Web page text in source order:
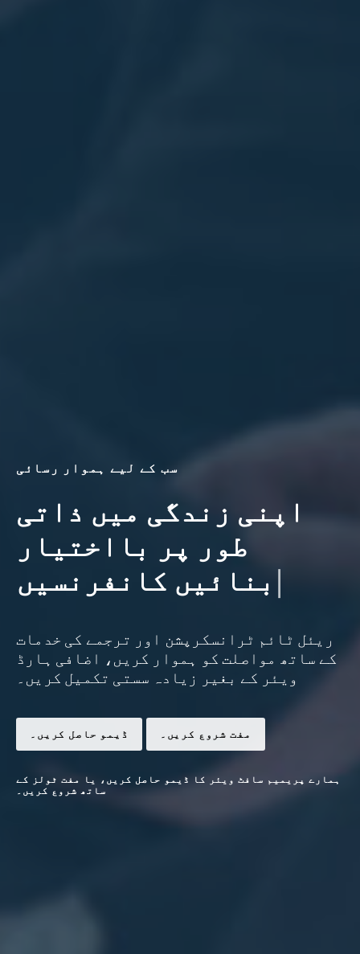
سب کے لیے ہموار رسائی
اپنی زندگی میں ذاتی
طور پر بااختیار
بنائیں
تقریبات،
کانفرنسیں،
واعظ
کانفرنسیں
ریئل ٹائم ٹرانسکرپشن اور ترجمے کی خدمات
کے ساتھ مواصلت کو ہموار کریں، اضافی ہارڈ
ویئر کے بغیر زیادہ سستی تکمیل کریں۔
ڈیمو حاصل کریں۔ مفت شروع کریں۔
ہمارے پریمیم سافٹ ویئر کا ڈیمو حاصل کریں، یا مفت ٹولز کے
ساتھ شروع کریں۔